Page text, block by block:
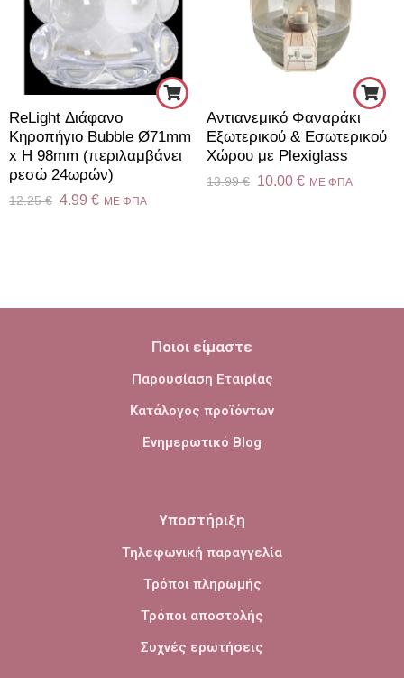
ReLight Διάφανο
Κηροπήγιο Bubble Ø71mm
x H 98mm (περιλαμβάνει
ρεσώ 24ωρών)
12.25€ 4.99 € ME ΦΠΑ
Αντιανεμικό Φαναράκι
Εξωτερικού & Εσωτερικού
Χώρου με Plexiglass
13.99€ 10.00 € ME ΦΠΑ
Ποιοι είμαστε
Παρουσίαση Εταιρίας
Κατάλογος προϊόντων
Ενημερωτικό Blog
Υποστήριξη
Τηλεφωνική παραγγελία
Τρόποι πληρωμής
Τρόποι αποστολής
Συχνές ερωτήσεις